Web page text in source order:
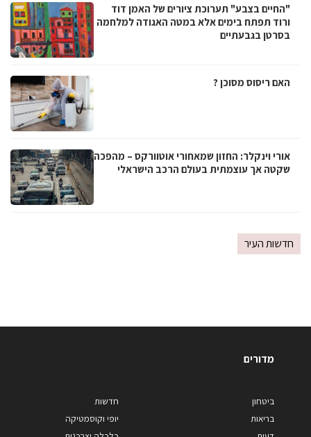
"החיים בצבע" תערוכת ציורים של האמן דוד
ורוד תפתח בימים אלא במטה האגודה למלחמה
בסרטן בגבעתיים
האם ריסוס מסוכן ?
אורי וינקלר: החזון שמאחורי אוטוורקס – מהפכה
שקטה אך עוצמתית בעולם הרכב הישראלי
חדשות העיר
מדורים
ביטחון
בריאות
חדשות
יופי וקוסמטיקה